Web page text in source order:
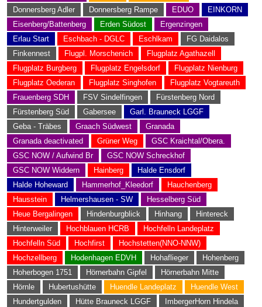
Donnersberg Adler
Donnersberg Rampe EDUO
EINKORN
Eisenberg/Battenberg
Erden Südost
Ergenzingen
Erlau Start
Eschbach - DGLC Eschlkam
FG Daidalos
Finkennest
Flugpl. Morschenich
Flugplatz Agathazell
Flugplatz Burgberg
Flugplatz Engelsdorf
Flugplatz Nienburg
Flugplatz Oederan
Flugplatz Singhofen
Flugplatz Vogtareuth
Frauenberg SDH
FSV Sindelfingen
Fürstenberg Nord
Fürstenberg Süd
Gabersee
Garl. Brauneck LGGF
Geba - Träbes
Graach Südwest
Granada
Granada deactivated
Grüner Weg
GSC Kraichtal/Obera.
GSC NOW / Aufwind Br
GSC NOW Schreckhof
GSC NOW Widdern
Hainberg
Halde Ensdorf
Halde Hoheward
Hammerhof_Kleedorf
Hauchenberg
Hausstein
Helmershausen - SW
Hesselberg Süd
Heue Bergalingen
Hindenburgblick Hinhang
Hintereck
Hinterweiler
Hochblauen HCRB
Hochfelln Landeplatz
Hochfelln Süd
Hochfirst
Hochstetten(NNO-NNW)
Hochzellberg
Hodenhagen EDVH Hohaflieger
Hohenberg
Hoherbogen 1751
Hörnerbahn Gipfel
Hörnerbahn Mitte
Hörnle
Hubertushütte Huendle Landeplatz
Huendle West
Hundertgulden
Hütte Brauneck LGGF
ImbergerHorn Hindela